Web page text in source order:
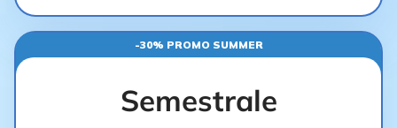
-30% PROMO SUMMER
Semestrale